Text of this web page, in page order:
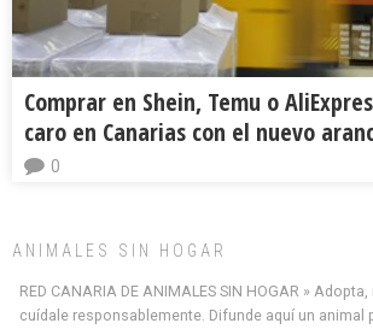
Comprar en Shein, Temu o
caro en Canarias con el nuevo
0
ANIMALES SIN HOGAR
RED CANARIA DE ANIMALES SIN HOGAR »
cuídale responsablemente. Difunde aquí un animal